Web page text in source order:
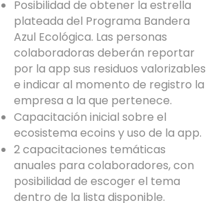
Posibilidad de obtener la estrella
plateada del Programa Bandera
Azul Ecológica. Las personas
colaboradoras deberán reportar
por la app sus residuos valorizables
e indicar al momento de registro la
empresa a la que pertenece.
Capacitación inicial sobre el
ecosistema ecoins y uso de la app.
2 capacitaciones temáticas
anuales para colaboradores, con
posibilidad de escoger el tema
dentro de la lista disponible.